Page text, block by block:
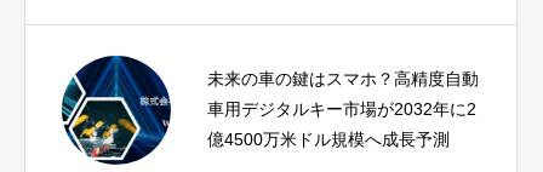
未来の車の鍵はスマホ？高精度自動
車用デジタルキー市場が2032年に2
億4500万米ドル規模へ成長予測